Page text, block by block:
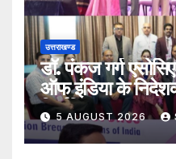
उत्तराखण्ड
डॉ. पंकज गर्ग
ऑफ इंडिया के निदेशक
निर्वाचित
5 AUGUST 2026